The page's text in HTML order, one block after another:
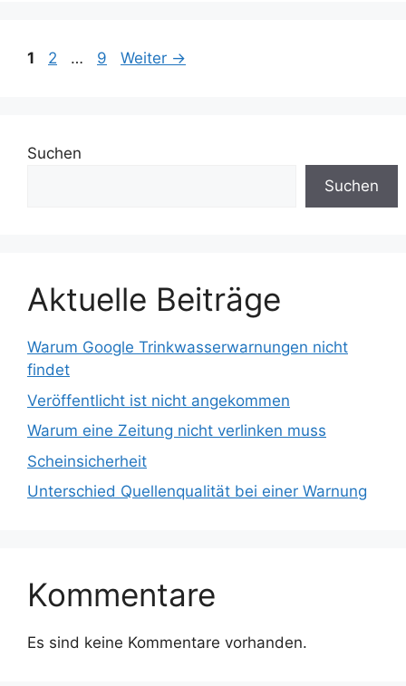
Seite
1 Seite
2 … Seite
9 Weiter →
Suchen
Suchen
Aktuelle Beiträge
Warum Google Trinkwasserwarnungen nicht
findet
Veröffentlicht ist nicht angekommen
Warum eine Zeitung nicht verlinken muss
Scheinsicherheit
Unterschied Quellenqualität bei einer Warnung
Kommentare
Es sind keine Kommentare vorhanden.